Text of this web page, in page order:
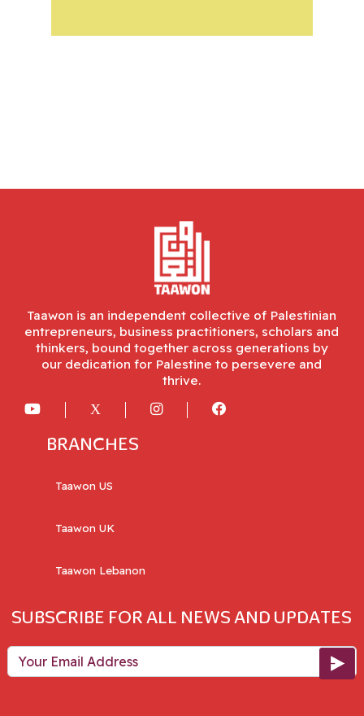
Taawon is an independent collective of Palestinian
entrepreneurs, business practitioners, scholars and
thinkers, bound together across generations by
our dedication for Palestine to persevere and
thrive.
BRANCHES
Taawon US
Taawon UK
Taawon Lebanon
SUBSCRIBE FOR ALL NEWS AND UPDATES
Your Email Address